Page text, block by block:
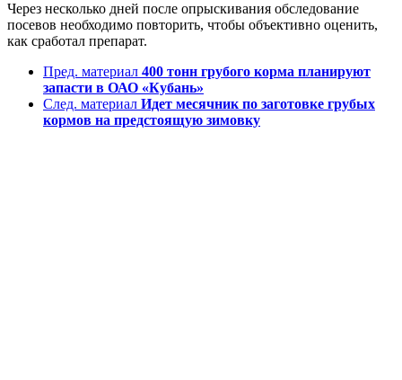
Через несколько дней после опрыскивания обследование
посевов необходимо повторить, чтобы объективно оценить,
как сработал препарат.
Пред. материал 400 тонн грубого корма планируют
запасти в ОАО «Кубань»
След. материал Идет месячник по заготовке грубых
кормов на предстоящую зимовку